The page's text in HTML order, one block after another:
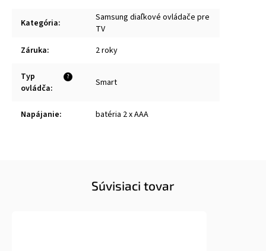
Kategória:
Samsung diaľkové ovládače pre
TV
Záruka: 2 roky
?
Typ
ovládča: Smart
Napájanie: batéria 2 x AAA
Súvisiaci tovar